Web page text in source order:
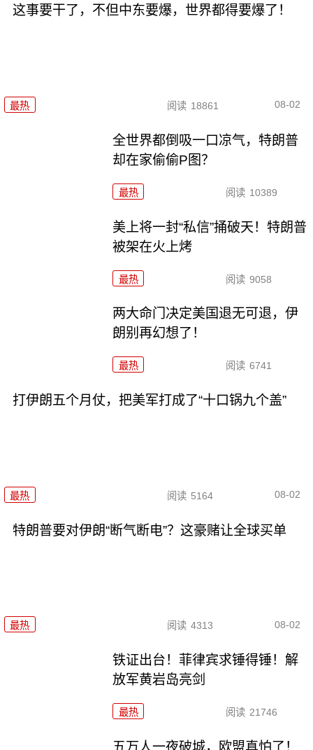
这事要干了，不但中东要爆，世界都得要爆了！
最热 阅读 18861 08-02
全世界都倒吸一口凉气，特朗普
却在家偷偷P图？
最热 阅读 10389
美上将一封“私信”捅破天！特朗普
被架在火上烤
最热 阅读 9058
两大命门决定美国退无可退，伊
朗别再幻想了！
最热 阅读 6741
打伊朗五个月仗，把美军打成了“十口锅九个盖”
最热 阅读 5164 08-02
特朗普要对伊朗“断气断电”？这豪赌让全球买单
最热 阅读 4313 08-02
铁证出台！菲律宾求锤得锤！解
放军黄岩岛亮剑
最热 阅读 21746
五万人一夜破城，欧盟真怕了！